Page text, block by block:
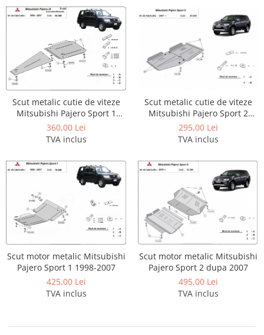
Carlige Jaecoo 5
Carlige Jaecoo E5
Carlige Jeep
Carlige Kia
Carlige Kia EV4
Carlige Kia EV5
Carlige Kia PV5
Carlige Lada
Carlige Land Rover
Carlige Lexus
Carlige MAN
Carlige Mazda
Carlige MG
Carlige Mini
Scut metalic cutie de viteze
Mitsubishi Pajero Sport 1
1998-2007
360,00 Lei
TVA inclus
Scut metalic cutie de viteze
Mitsubishi Pajero Sport 2
dupa 2007
295,00 Lei
TVA inclus
Scut motor metalic Mitsubishi
Pajero Sport 1 1998-2007
425,00 Lei
TVA inclus
Scut motor metalic Mitsubishi
Pajero Sport 2 dupa 2007
495,00 Lei
TVA inclus